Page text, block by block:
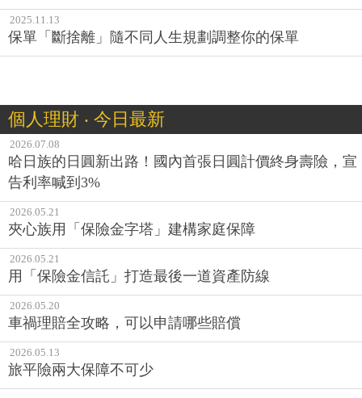
2025.11.13
保單「斷捨離」隨不同人生規劃調整你的保單
個人理財 ‧ 今日最新
2026.07.08
哈日族的日圓新出路！國內首張日圓計價終身壽險，宣
告利率喊到3%
2026.05.21
夾心族用「保險金字塔」建構家庭保障
2026.05.21
用「保險金信託」打造最後一道資產防線
2026.05.20
車禍理賠全攻略，可以申請哪些賠償
2026.05.13
旅平險兩大保障不可少